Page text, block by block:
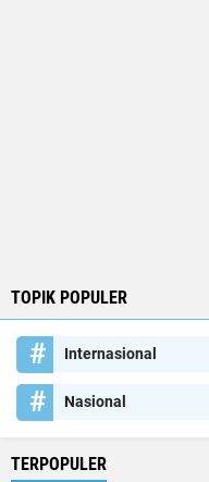
TOPIK POPULER
Internasional
Nasional
TERPOPULER